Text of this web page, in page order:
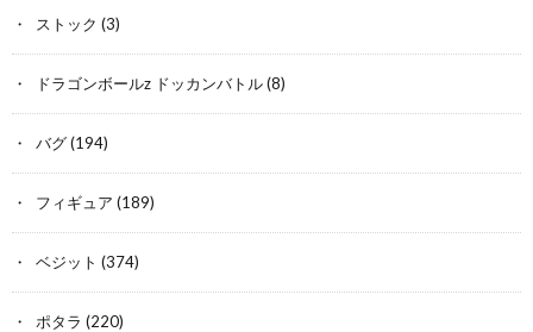
ストック (3)
ドラゴンボールz ドッカンバトル(8)
バグ(194)
フィギュア (189)
ベジット (374)
ポタラ (220)